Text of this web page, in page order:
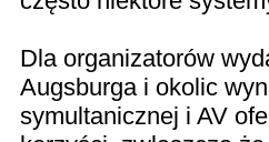
Dla organizatorów
Augsburga i okolic
symultanicznej i AV